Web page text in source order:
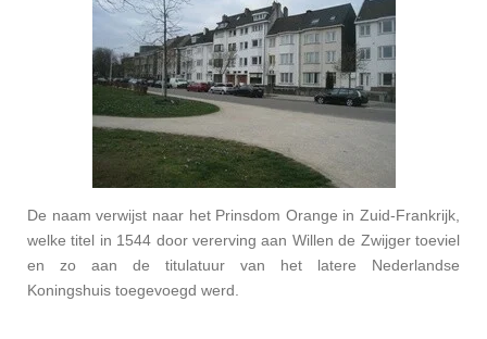
De naam verwijst naar het Prinsdom Orange in Zuid-Frankrijk,
welke titel in 1544 door vererving aan Willen de Zwijger toeviel
en zo aan de titulatuur van het latere Nederlandse
Koningshuis toegevoegd werd.